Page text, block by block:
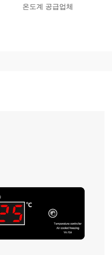
온도계 공급업체